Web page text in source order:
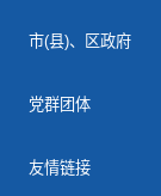
市(县)、区政府
党群团体
友情链接